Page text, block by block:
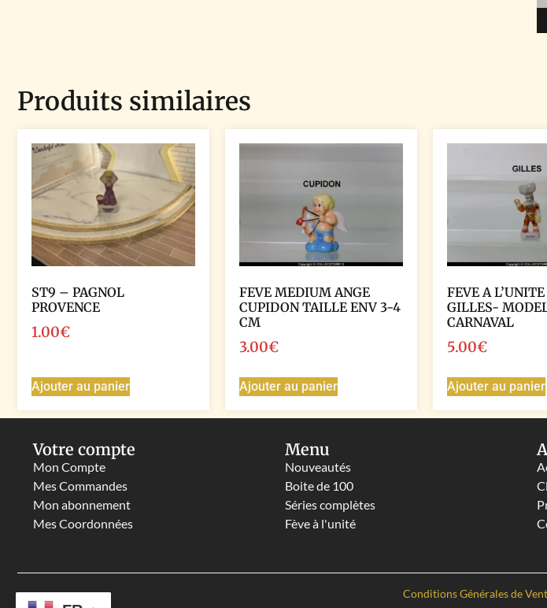
Produits similaires
ST9 – PAGNOL
PROVENCE
1.00€
Ajouter au panier
FEVE MEDIUM ANGE
CUPIDON TAILLE ENV 3-4
CM
3.00€
Ajouter au panier
FEVE A
GILLES-
CARNAVAL
5.00€
Ajouter au panier
Votre compte
Mon Compte
Mes Commandes
Mon abonnement
Mes Coordonnées
Menu
Nouveautés
Boite de 100
Séries complètes
Fève à l'unité
Conditions Générales de